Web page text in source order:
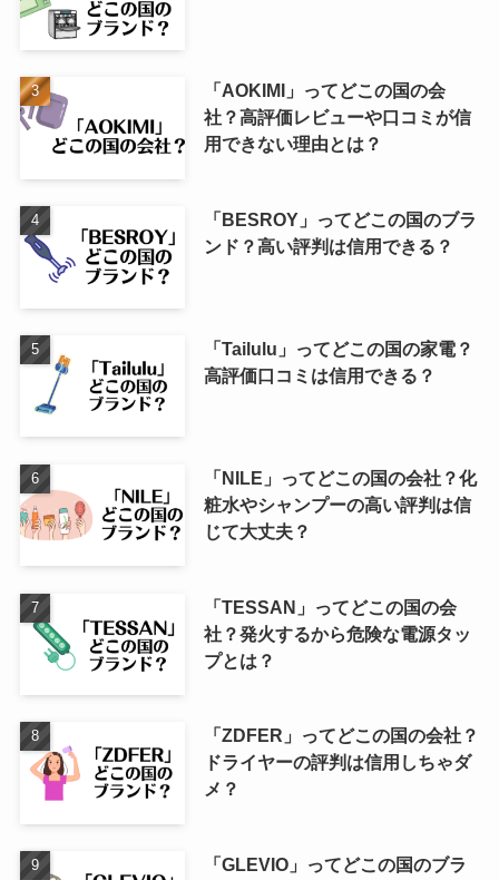
「AOKIMI」ってどこの国の会
社？高評価レビューや口コミが信
用できない理由とは？
「BESROY」ってどこの国のブラ
ンド？高い評判は信用できる？
「Tailulu」ってどこの国の家電？
高評価口コミは信用できる？
「NILE」ってどこの国の会社？化
粧水やシャンプーの高い評判は信
じて大丈夫？
「TESSAN」ってどこの国の会
社？発火するから危険な電源タッ
プとは？
「ZDFER」ってどこの国の会社？
ドライヤーの評判は信用しちゃダ
メ？
「GLEVIO」ってどこの国のブラ